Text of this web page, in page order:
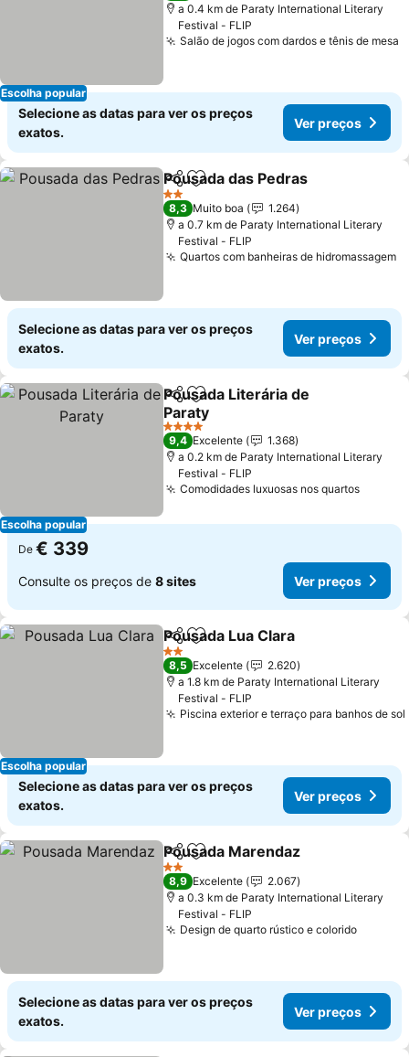
Escolha popular
a 0.4 km de Paraty International Literary
Festival - FLIP
Salão de jogos com dardos e tênis de mesa
Selecione as datas para ver os preços
exatos.
Ver preços
PartilharAdicionar aos favoritos
Pousada das Pedras
2 Estrelas
8,3 Muito boa
1.264
a 0.7 km de Paraty International Literary
Festival - FLIP
Quartos com banheiras de hidromassagem
Selecione as datas para ver os preços
exatos.
Ver preços
Escolha popular
PartilharAdicionar aos favoritos
Pousada Literária de
Paraty
4 Estrelas
9,4 Excelente
1.368
a 0.2 km de Paraty International Literary
Festival - FLIP
Comodidades luxuosas nos quartos
De € 339
Consulte os preços de 8 sites Ver preços
Escolha popular
PartilharAdicionar aos favoritos
Pousada Lua Clara
2 Estrelas
8,5 Excelente
2.620
a 1.8 km de Paraty International Literary
Festival - FLIP
Piscina exterior e terraço para banhos de sol
Selecione as datas para ver os preços
exatos.
Ver preços
PartilharAdicionar aos favoritos
Pousada Marendaz
2 Estrelas
8,9 Excelente
2.067
a 0.3 km de Paraty International Literary
Festival - FLIP
Design de quarto rústico e colorido
Selecione as datas para ver os preços
exatos.
Ver preços